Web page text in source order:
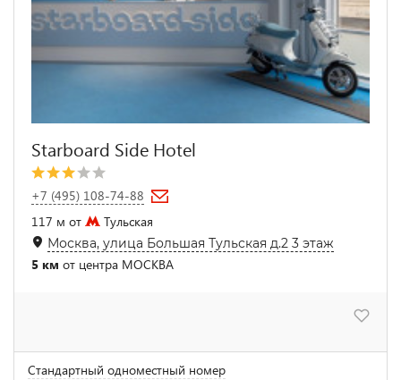
Starboard Side Hotel
+7 (495) 108-74-88
117 м от
Тульская
Москва, улица Большая Тульская д.2 3 этаж
5 км от центра МОСКВА
Стандартный одноместный номер